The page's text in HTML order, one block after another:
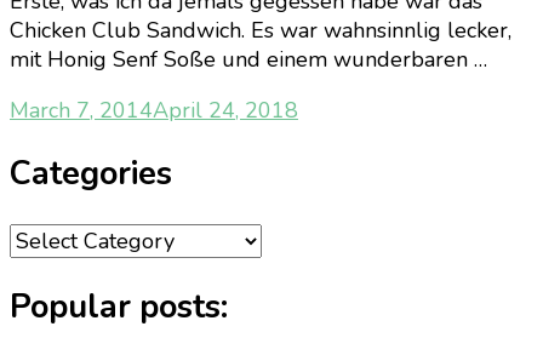
Chicken Club Sandwich. Es war wahnsinnlig lecker,
mit Honig Senf Soße und einem wunderbaren …
March 7, 2014April 24, 2018
Categories
Categories
Popular posts: